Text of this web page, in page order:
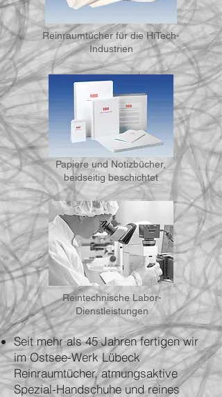
Reinraumtücher für die HiTech-
Industrien
Papiere und Notizbücher,
beidseitig beschichtet
Reintechnische Labor-
Dienstleistungen
Seit mehr als 45 Jahren fertigen wir
im Ostsee-Werk Lübeck
Reinraumtücher, atmungsaktive
Spezial-Handschuhe und reines